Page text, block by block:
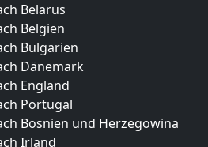
Belarus
Belgien
Bulgarien
Dänemark
England
Portugal
Bosnien und Herzegowina
Irland